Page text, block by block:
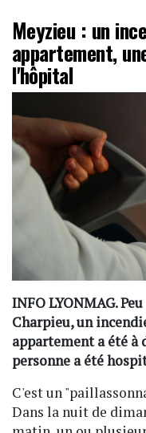
Meyzieu : un
appartement,
l'hôpital
INFO LYONMAG.
Charpieu, un
appartement a été à
personne a été
C'est un
Dans la nuit de